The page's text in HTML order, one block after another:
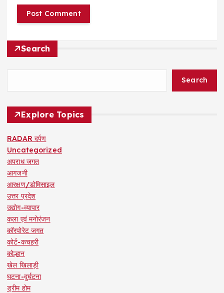
Search
Search
Explore Topics
RADAR दर्पण
Uncategorized
अपराध जगत
आगजनी
आरक्षण/डोमिसाइल
उत्तर प्रदेश
उद्योग-व्यापार
कला एवं मनोरंजन
कॉरपोरेट जगत
कोर्ट-कचहरी
कोल्हान
खेल खिलाड़ी
घटना-दुर्घटना
ड्रीम होम